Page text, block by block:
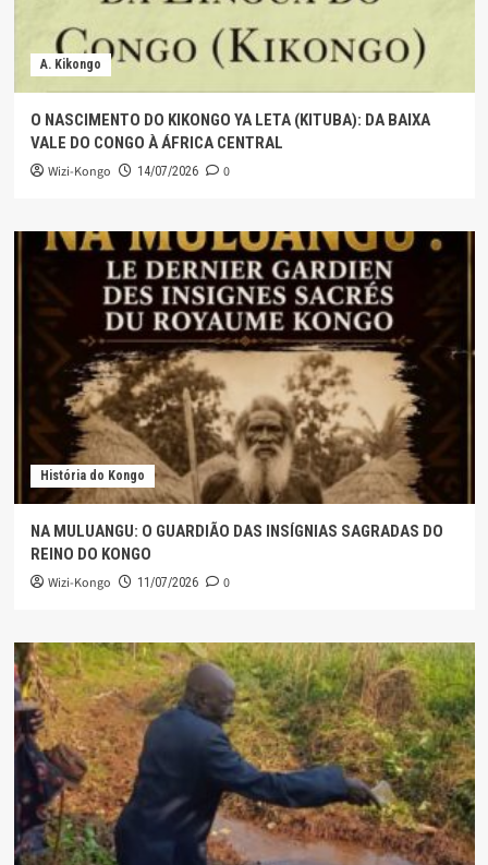
A. Kikongo
O NASCIMENTO DO KIKONGO YA LETA (KITUBA): DA BAIXA
VALE DO CONGO À ÁFRICA CENTRAL
Wizi-Kongo 14/07/2026 0
História do Kongo
NA MULUANGU: O GUARDIÃO DAS INSÍGNIAS SAGRADAS DO
REINO DO KONGO
Wizi-Kongo 11/07/2026 0